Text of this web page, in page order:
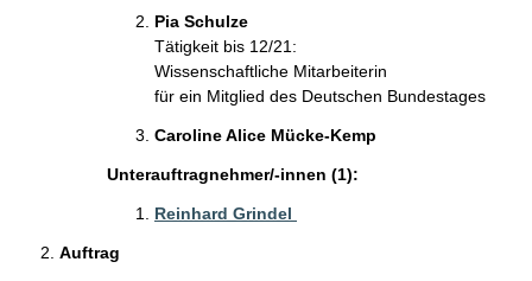
Pia Schulze
Tätigkeit bis 12/21:
Wissenschaftliche Mitarbeiterin
für ein Mitglied des Deutschen Bundestages
Caroline Alice Mücke-Kemp
Unterauftragnehmer/-innen (1):
Reinhard Grindel
Auftrag